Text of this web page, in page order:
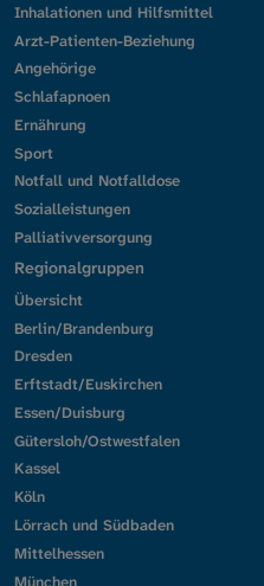
Inhalationen und Hilfsmittel
Arzt-Patienten-Beziehung
Angehörige
Schlafapnoen
Ernährung
Sport
Notfall und Notfalldose
Sozialleistungen
Palliativversorgung
Regionalgruppen
Übersicht
Berlin/Brandenburg
Dresden
Erftstadt/Euskirchen
Essen/Duisburg
Gütersloh/Ostwestfalen
Kassel
Köln
Lörrach und Südbaden
Mittelhessen
München